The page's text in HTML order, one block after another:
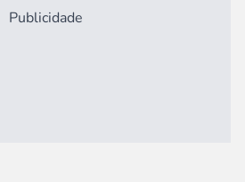
Publicidade